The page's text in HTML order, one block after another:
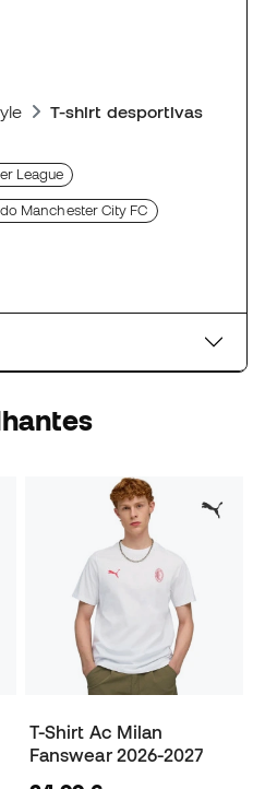
T-shirt desportivas
League
Manchester City FC
T-Shirt Ac Milan
Fanswear 2026-2027